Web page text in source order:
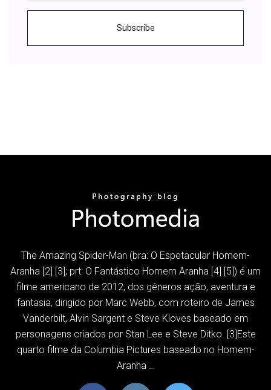
Subscribe
The Amazing Spider-Man (bra: O Espetacular Homem-
Aranha [2] [3]; prt: O Fantástico Homem Aranha [4] [5]) é um
filme americano de 2012, dos gêneros ação, aventura e
fantasia, dirigido por Marc Webb, com roteiro de James
Vanderbilt, Alvin Sargent e Steve Kloves baseado em
personagens criados por Stan Lee e Steve Ditko. [3]Este
quarto filme da Columbia Pictures baseado no Homem-
Aranha …